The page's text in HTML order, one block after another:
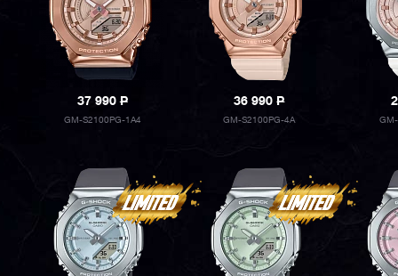
37 990P
GM-S2100PG-1A4
36 990P
GM-S2100PG-4A